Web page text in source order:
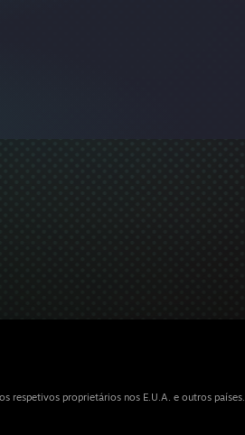
respetivos proprietários nos E.U.A. e outros países.